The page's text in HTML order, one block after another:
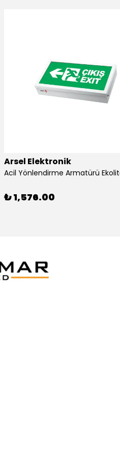
Arsel Elektronik
₺ 1,576.00